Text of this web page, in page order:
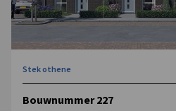
Stek othene
Bouwnummer 227